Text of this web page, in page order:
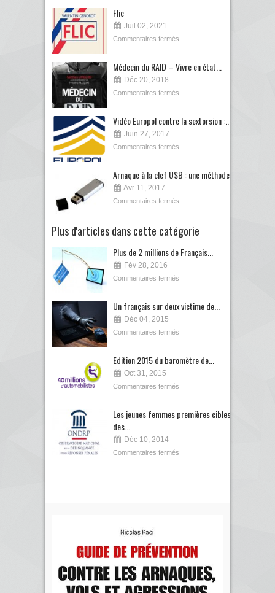
Flic
Juil 02, 2021
Commentaires fermés
Médecin du RAID – Vivre en état...
Déc 20, 2018
Commentaires fermés
Vidéo Europol contre la sextorsion :...
Juin 27, 2017
Commentaires fermés
Arnaque à la clef USB : une méthode...
Avr 11, 2017
Commentaires fermés
Plus d'articles dans cette catégorie
Plus de 2 millions de Français...
Fév 28, 2016
Commentaires fermés
Un français sur deux victime de...
Déc 04, 2015
Commentaires fermés
Edition 2015 du baromètre de...
Oct 31, 2015
Commentaires fermés
Les jeunes femmes premières cibles
des...
Déc 10, 2014
Commentaires fermés